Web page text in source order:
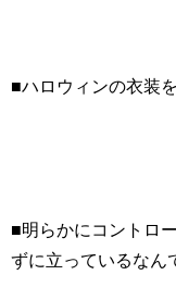
■ハロウィンの衣装
■明らかにコントロ
ずに立っているなん